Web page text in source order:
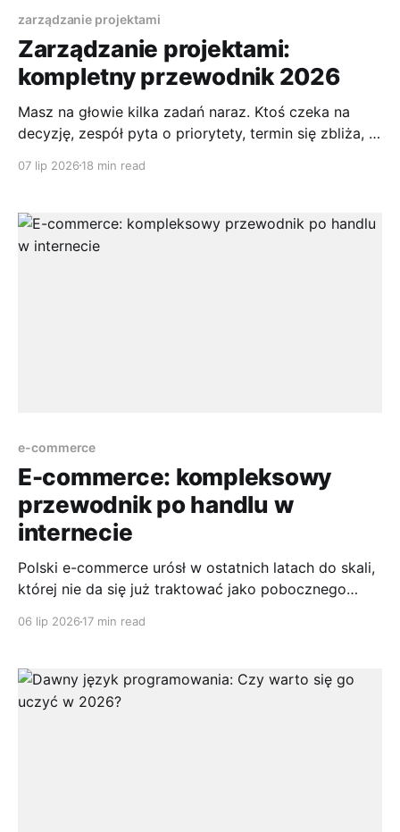
zarządzanie projektami
Zarządzanie projektami:
kompletny przewodnik 2026
Masz na głowie kilka zadań naraz. Ktoś czeka na
decyzję, zespół pyta o priorytety, termin się zbliża, a
niekoniecznie nad tym, co naprawdę ważne. To
projektami, nawet jeśli nikt jeszcze tak tego nie
nazwał. Pewnie robiłeś
07 lip 2026 18 min read
e-commerce
E-commerce: kompleksowy
przewodnik po handlu w
internecie
Polski e-commerce urósł w ostatnich latach do skali,
której nie da się już traktować jako pobocznego
wskazują, że rynek ma osiągnąć około 162 mld zł, po
przy utrzymującej się wysokiej dynamice wzrostu.
Dla
06 lip 2026 17 min read